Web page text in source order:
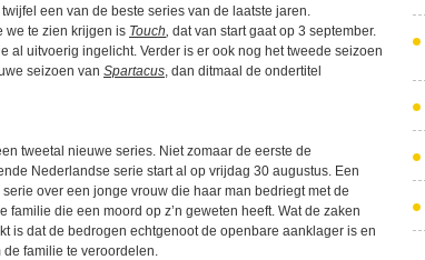
een van de beste series van de laatste jaren.
we te zien krijgen is Touch, dat van start gaat op 3 september.
al uitvoerig ingelicht. Verder is er ook nog het tweede seizoen
seizoen van Spartacus, dan ditmaal de ondertitel
tweetal nieuwe series. Niet zomaar de eerste de
Nederlandse serie start al op vrijdag 30 augustus. Een
over een jonge vrouw die haar man bedriegt met de
familie die een moord op z’n geweten heeft. Wat de zaken
is dat de bedrogen echtgenoot de openbare aanklager is en
familie te veroordelen.